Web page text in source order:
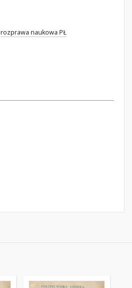
rozprawa naukowa PŁ